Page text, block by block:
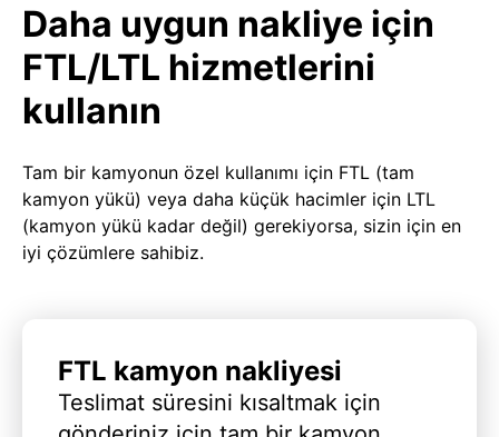
Daha uygun nakliye için
FTL/LTL hizmetlerini
kullanın
Tam bir kamyonun özel kullanımı için FTL (tam
kamyon yükü) veya daha küçük hacimler için LTL
(kamyon yükü kadar değil) gerekiyorsa, sizin için en
iyi çözümlere sahibiz.
FTL kamyon nakliyesi
Teslimat süresini kısaltmak için